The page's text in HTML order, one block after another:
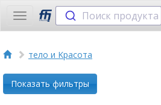
Toggle
navigation
Поиск продукта
тело и Kрасота
Показать фильтры